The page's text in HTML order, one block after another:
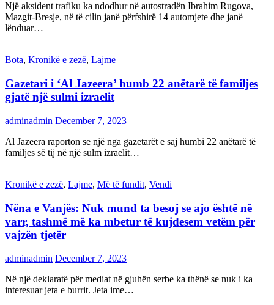
Një aksident trafiku ka ndodhur në autostradën Ibrahim Rugova,
Mazgit-Bresje, në të cilin janë përfshirë 14 automjete dhe janë
lënduar…
Bota, Kronikë e zezë, Lajme
Gazetari i ‘Al Jazeera’ humb 22 anëtarë të familjes
gjatë një sulmi izraelit
adminadmin December 7, 2023
Al Jazeera raporton se një nga gazetarët e saj humbi 22 anëtarë të
familjes së tij në një sulm izraelit…
Kronikë e zezë, Lajme, Më të fundit, Vendi
Nëna e Vanjës: Nuk mund ta besoj se ajo është në
varr, tashmë më ka mbetur të kujdesem vetëm për
vajzën tjetër
adminadmin December 7, 2023
Në një deklaratë për mediat në gjuhën serbe ka thënë se nuk i ka
interesuar jeta e burrit. Jeta ime…